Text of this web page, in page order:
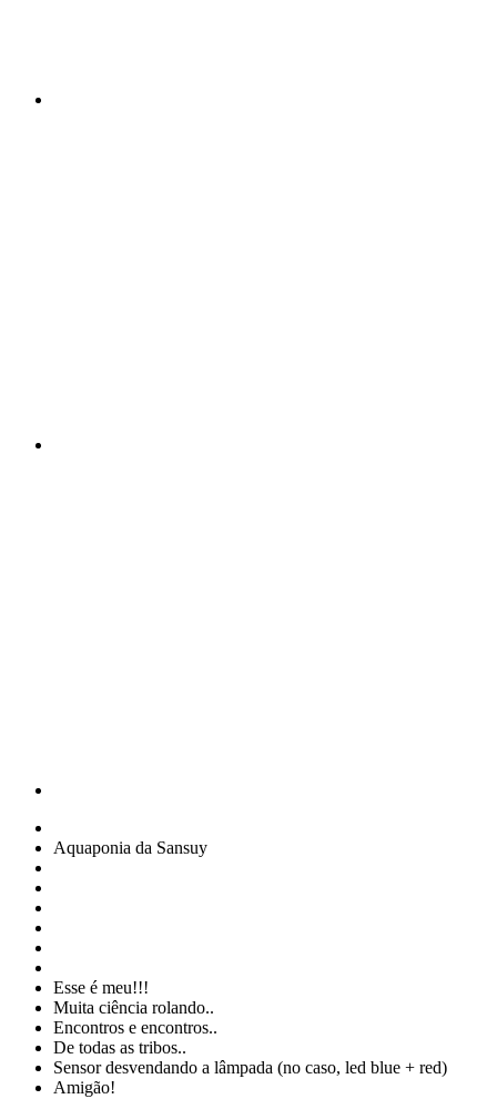
Aquaponia da Sansuy
Esse é meu!!!
Muita ciência rolando..
Encontros e encontros..
De todas as tribos..
Sensor desvendando a lâmpada (no caso, led blue + red)
Amigão!